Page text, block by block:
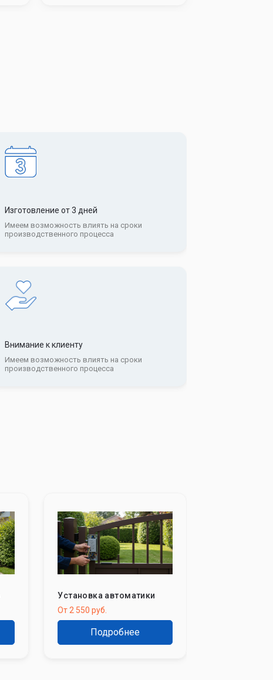
Изготовление от 3 дней
Имеем возможность влиять на сроки
производственного процесса
Внимание к клиенту
Имеем возможность влиять на сроки
производственного процесса
Установка автоматики
От 2 550 руб.
Подробнее